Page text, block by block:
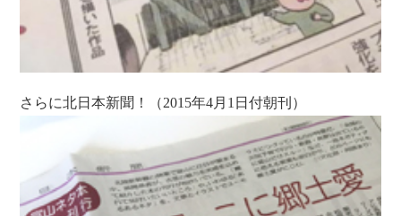
さらに北日本新聞！（2015年4月1日付朝刊）